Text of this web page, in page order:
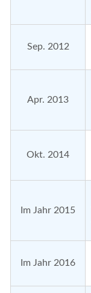
Sep. 2012
Apr. 2013
Okt. 2014
Im Jahr 2015
Im Jahr 2016